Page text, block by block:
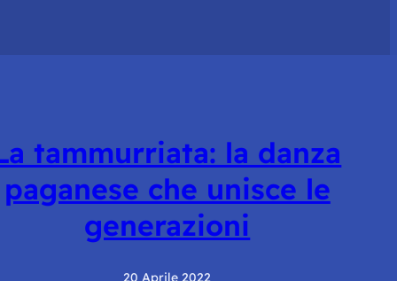
tammurriata: la danza
paganese che unisce le
generazioni
20 Aprile 2022